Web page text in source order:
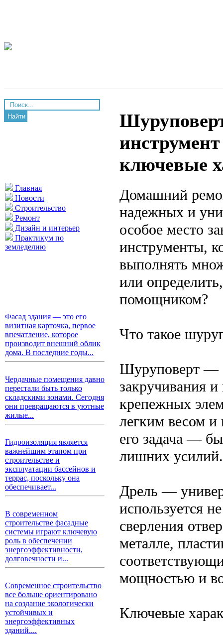
Найти
Главная
Новости
Строительство
Ремонт
Дизайн и интерьер
Практикум по
земледелию
Фасад здания — это его
визитная карточка, первое
впечатление, которое
производит внешний облик
дома. В последние годы...
Чердачные помещения давно
перестали быть только
складскими зонами. Сегодня
они превращаются в уютные
жилые...
Гидроизоляция является
важнейшим этапом при
строительстве и
эксплуатации бассейнов и
террас, поскольку она
обеспечивает...
В современном
строительстве фасадные
системы играют ключевую
роль в обеспечении
энергоэффективности,
долговечности и...
Современное строительство
все больше ориентировано
на создание экологически
устойчивых и
энергоэффективных
зданий....
ключевые
Домашний
надежных и
особое место
инструменты,
выполнять
или
помощником?
Что такое
Шуруповерт —
закручивания
крепежных
легким весом
его задача —
лишних усилий.
Дрель —
используется
сверления
металле,
мощностью и
Ключевые